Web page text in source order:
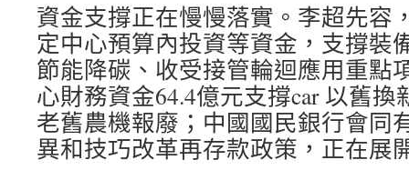
資金支撐正在慢慢落實。李超先容
定中心預算內投資等資金，支撐裝
節能降碳、收受接管輪迴應用重點
心財務資金64.4億元支撐car 以舊
老舊農機報廢；中國國民銀行會同
異和技巧改革再存款政策，正在展